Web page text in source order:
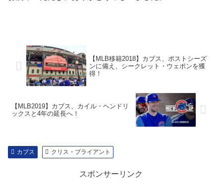
【MLB移籍2018】カブス、ポストシーズ
ンに備え、シークレット・ウェポンを獲
得！
【MLB2019】カブス、カイル・ヘンドリ
ックスと4年の延長へ！
カブス クリス・ブライアント
スポンサーリンク